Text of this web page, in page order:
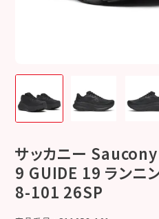
サッカニー Saucony
9 GUIDE 19 ランニ
8-101 26SP